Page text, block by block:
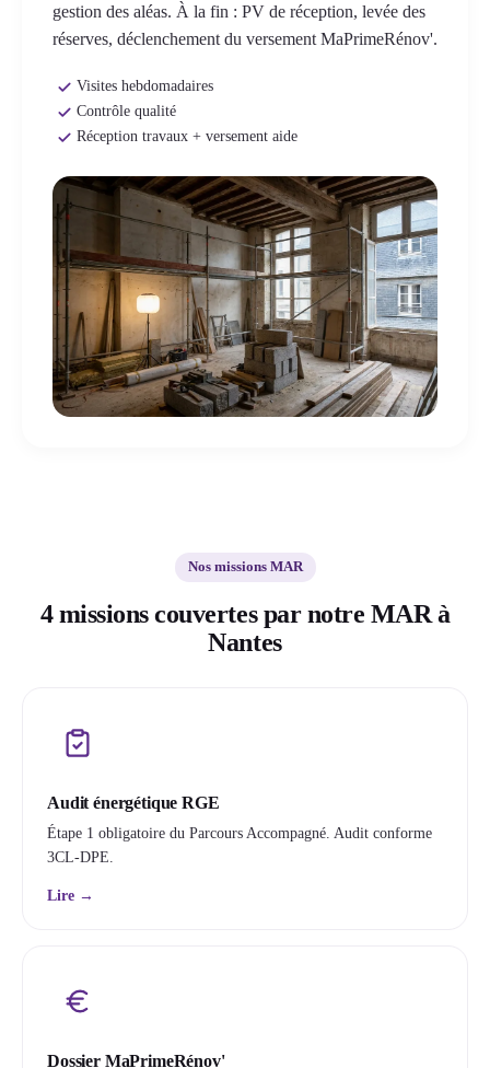
gestion des aléas. À la fin : PV de réception, levée des
réserves, déclenchement du versement MaPrimeRénov'.
Visites hebdomadaires
Contrôle qualité
Réception travaux + versement aide
Nos missions MAR
4 missions couvertes par notre MAR à
Nantes
Audit énergétique RGE
Étape 1 obligatoire du Parcours Accompagné. Audit conforme
3CL-DPE.
Lire →
Dossier MaPrimeRénov'